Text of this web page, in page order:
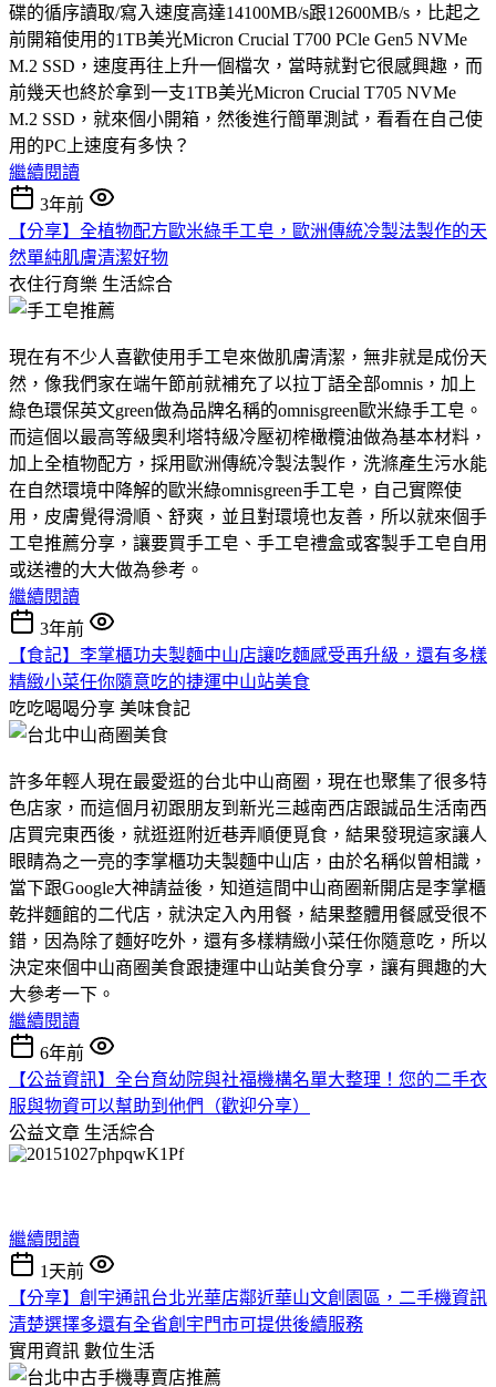
碟的循序讀取/寫入速度高達14100MB/s跟12600MB/s，比起之
前開箱使用的1TB美光Micron Crucial T700 PCle Gen5 NVMe
M.2 SSD，速度再往上升一個檔次，當時就對它很感興趣，而
前幾天也終於拿到一支1TB美光Micron Crucial T705 NVMe
M.2 SSD，就來個小開箱，然後進行簡單測試，看看在自己使
用的PC上速度有多快？
繼續閱讀
3年前
【分享】全植物配方歐米綠手工皂，歐洲傳統冷製法製作的天
然單純肌膚清潔好物
衣住行育樂 生活綜合
現在有不少人喜歡使用手工皂來做肌膚清潔，無非就是成份天
然，像我們家在端午節前就補充了以拉丁語全部omnis，加上
綠色環保英文green做為品牌名稱的omnisgreen歐米綠手工皂。
而這個以最高等級奧利塔特級冷壓初榨橄欖油做為基本材料，
加上全植物配方，採用歐洲傳統冷製法製作，洗滌產生污水能
在自然環境中降解的歐米綠omnisgreen手工皂，自己實際使
用，皮膚覺得滑順、舒爽，並且對環境也友善，所以就來個手
工皂推薦分享，讓要買手工皂、手工皂禮盒或客製手工皂自用
或送禮的大大做為參考。
繼續閱讀
3年前
【食記】李掌櫃功夫製麵中山店讓吃麵感受再升級，還有多樣
精緻小菜任你隨意吃的捷運中山站美食
吃吃喝喝分享 美味食記
許多年輕人現在最愛逛的台北中山商圈，現在也聚集了很多特
色店家，而這個月初跟朋友到新光三越南西店跟誠品生活南西
店買完東西後，就逛逛附近巷弄順便覓食，結果發現這家讓人
眼睛為之一亮的李掌櫃功夫製麵中山店，由於名稱似曾相識，
當下跟Google大神請益後，知道這間中山商圈新開店是李掌櫃
乾拌麵館的二代店，就決定入內用餐，結果整體用餐感受很不
錯，因為除了麵好吃外，還有多樣精緻小菜任你隨意吃，所以
決定來個中山商圈美食跟捷運中山站美食分享，讓有興趣的大
大參考一下。
繼續閱讀
6年前
【公益資訊】全台育幼院與社福機構名單大整理！您的二手衣
服與物資可以幫助到他們（歡迎分享）
公益文章 生活綜合
繼續閱讀
1天前
【分享】創宇通訊台北光華店鄰近華山文創園區，二手機資訊
清楚選擇多還有全省創宇門市可提供後續服務
實用資訊 數位生活